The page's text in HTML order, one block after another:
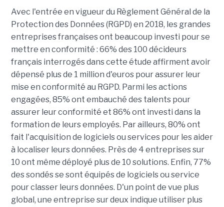
Avec l'entrée en vigueur du Règlement Général de la
Protection des Données (RGPD) en 2018, les grandes
entreprises françaises ont beaucoup investi pour se
mettre en conformité : 66% des 100 décideurs
français interrogés dans cette étude affirment avoir
dépensé plus de 1 million d'euros pour assurer leur
mise en conformité au RGPD. Parmi les actions
engagées, 85% ont embauché des talents pour
assurer leur conformité et 86% ont investi dans la
formation de leurs employés. Par ailleurs, 80% ont
fait l'acquisition de logiciels ou services pour les aider
à localiser leurs données. Près de 4 entreprises sur
10 ont même déployé plus de 10 solutions. Enfin, 77%
des sondés se sont équipés de logiciels ou service
pour classer leurs données. D'un point de vue plus
global, une entreprise sur deux indique utiliser plus